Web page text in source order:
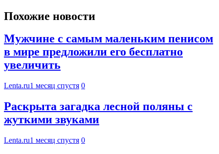
Похожие новости
Мужчине с самым маленьким пенисом
в мире предложили его бесплатно
увеличить
Lenta.ru1 месяц спустя 0
Раскрыта загадка лесной поляны с
жуткими звуками
Lenta.ru1 месяц спустя 0